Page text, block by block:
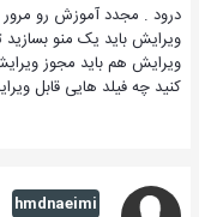
درود . مجدد آموزش رو
ویرایش باید یک منو بسازید
ویرایش هم باید مجوز
کنید چه فیلد هایی قابل
hmdnaeimi